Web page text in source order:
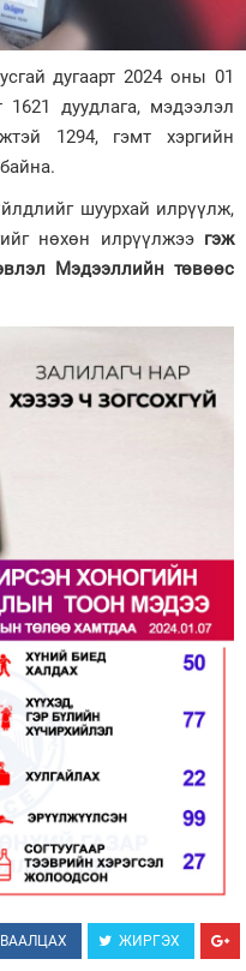
дугаарт 2024 оны 01
дуудлага, мэдээлэл
1294, гэмт хэргийн
шуурхай илрүүлж,
нөхөн илрүүлжээ гэж
Мэдээллийн төвөөс
ЖИРГЭХ